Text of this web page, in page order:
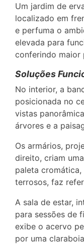
Um jardim de
localizado em
e perfuma o
elevada para
conferindo maior
Soluções
No interior, a
posicionada no
vistas
árvores e a
Os armários,
direito, criam
paleta
terrosos, faz
A sala de estar,
para sessões de
exibe o acervo
por uma